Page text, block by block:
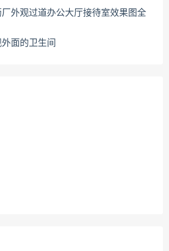
外观过道办公大厅接待室效果图全
面的卫生间